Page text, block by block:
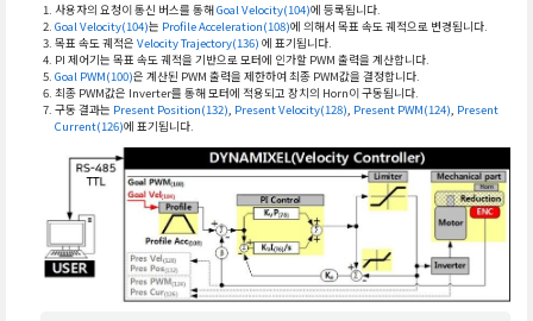
사용자의 요청이 통신 버스를 통해Goal Velocity(104)에 등록됩니다.
Goal Velocity(104)는 Profile Acceleration(108)에 의해서 목표 속도 궤적으로 변경됩니다.
목표 속도 궤적은Velocity Trajectory(136) 에 표기됩니다.
PI 제어기는 목표 속도 궤적을 기반으로 모터에 인가할 PWM 출력을 계산합니다.
Goal PWM(100)은 계산된 PWM 출력을 제한하여 최종 PWM값을 결정합니다.
최종 PWM값은 Inverter를 통해 모터에 적용되고 장치의 Horn이 구동됩니다.
구동 결과는 Present Position(132), Present Velocity(128), Present PWM(124), Present
Current(126)에 표기됩니다.